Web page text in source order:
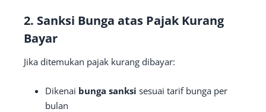
2. Sanksi Bunga atas Pajak Kurang
Bayar
Jika ditemukan pajak kurang dibayar:
Dikenai bunga sanksi sesuai tarif bunga per
bulan